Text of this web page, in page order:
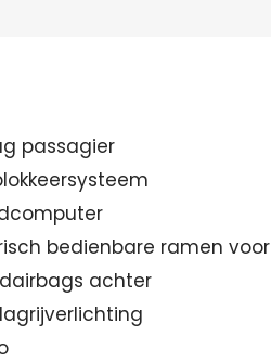
passagier
bedienbare ramen voor
achter